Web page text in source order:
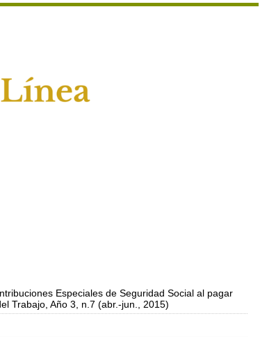
Especiales de Seguridad Social al pagar
Trabajo, Año 3, n.7 (abr.-jun., 2015)